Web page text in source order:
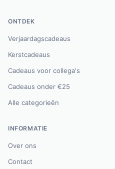
ONTDEK
Verjaardagscadeaus
Kerstcadeaus
Cadeaus voor collega's
Cadeaus onder €25
Alle categorieën
INFORMATIE
Over ons
Contact